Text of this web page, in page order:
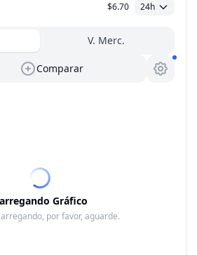
$6.70 24h
V. Merc.
Comparar
Gráfico
por favor, aguarde.